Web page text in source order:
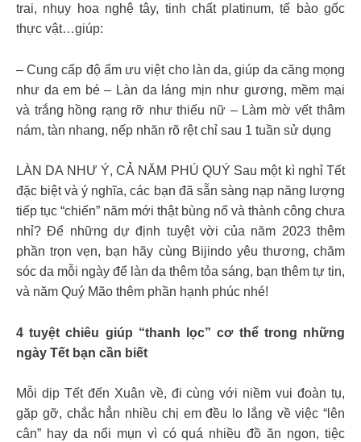
trai, nhụy hoa nghệ tây, tinh chất platinum, tế bào gốc
thực vật…giúp:
– Cung cấp độ ẩm ưu việt cho làn da, giúp da căng mọng
như da em bé – Làn da láng mịn như gương, mềm mại
và trắng hồng rạng rỡ như thiếu nữ – Làm mờ vết thâm
nám, tàn nhang, nếp nhăn rõ rệt chỉ sau 1 tuần sử dụng
LÀN DA NHƯ Ý, CẢ NĂM PHÚ QUÝ Sau một kì nghỉ Tết
đặc biệt và ý nghĩa, các bạn đã sẵn sàng nạp năng lượng
tiếp tục “chiến” năm mới thật bùng nổ và thành công chưa
nhỉ? Để những dự định tuyệt vời của năm 2023 thêm
phần trọn vẹn, bạn hãy cùng Bijindo yêu thương, chăm
sóc da mỗi ngày để làn da thêm tỏa sáng, bạn thêm tự tin,
và năm Quý Mão thêm phần hạnh phúc nhé!
4 tuyệt chiêu giúp “thanh lọc” cơ thể trong những
ngày Tết bạn cần biết
Mỗi dịp Tết đến Xuân về, đi cùng với niềm vui đoàn tụ,
gặp gỡ, chắc hẳn nhiều chị em đều lo lắng về việc “lên
cân” hay da nổi mụn vì có quá nhiều đồ ăn ngon, tiệc